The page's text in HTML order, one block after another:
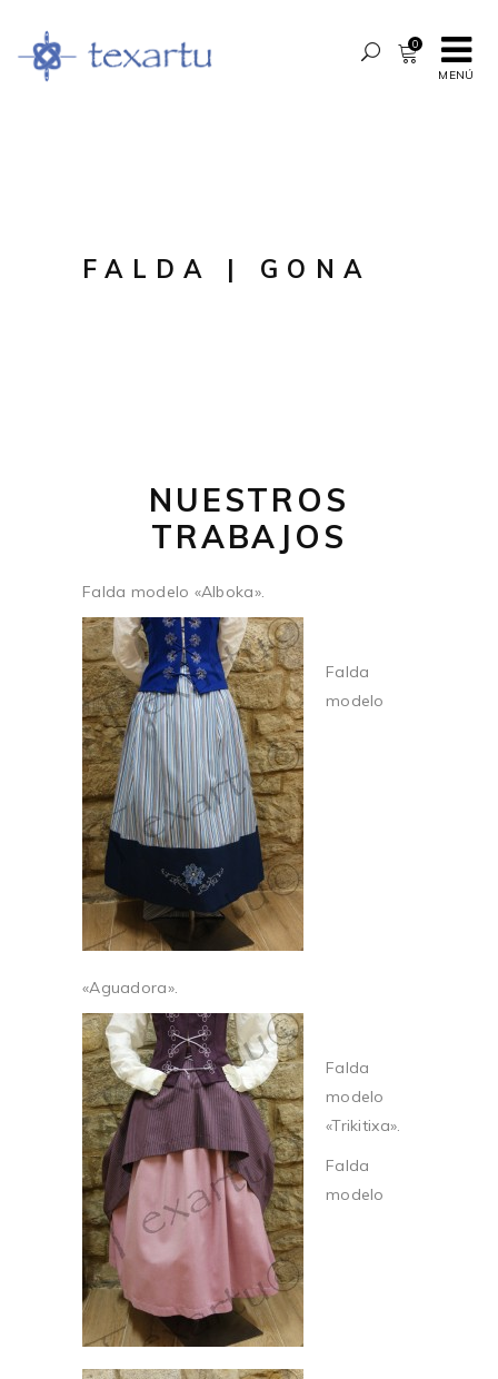
MENÚ
0
FALDA | GONA
NUESTROS
TRABAJOS
Falda modelo «Alboka».
Falda
modelo
«Aguadora».
Falda
modelo
«Trikitixa».
Falda
modelo